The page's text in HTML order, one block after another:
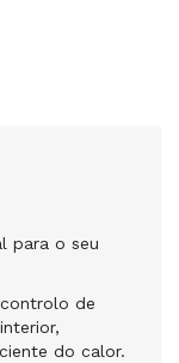
para o seu
de
do calor.